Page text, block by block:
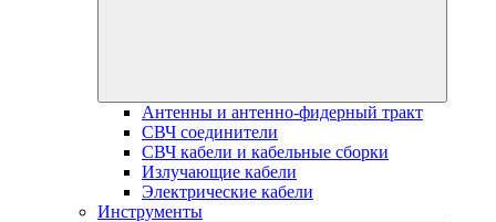
Антенны и антенно-фидерный тракт
СВЧ соединители
СВЧ кабели и кабельные сборки
Излучающие кабели
Электрические кабели
Инструменты